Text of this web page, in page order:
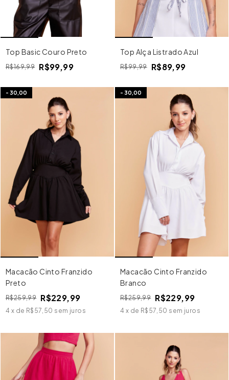
Top Basic Couro Preto
R$169,99 R$99,99
Top Alça Listrado Azul
R$99,99 R$89,99
- 30,00
Macacão Cinto Franzido
Preto
R$259,99 R$229,99
4 x de R$57,50 sem juros
- 30,00
Macacão Cinto Franzido
Branco
R$259,99 R$229,99
4 x de R$57,50 sem juros